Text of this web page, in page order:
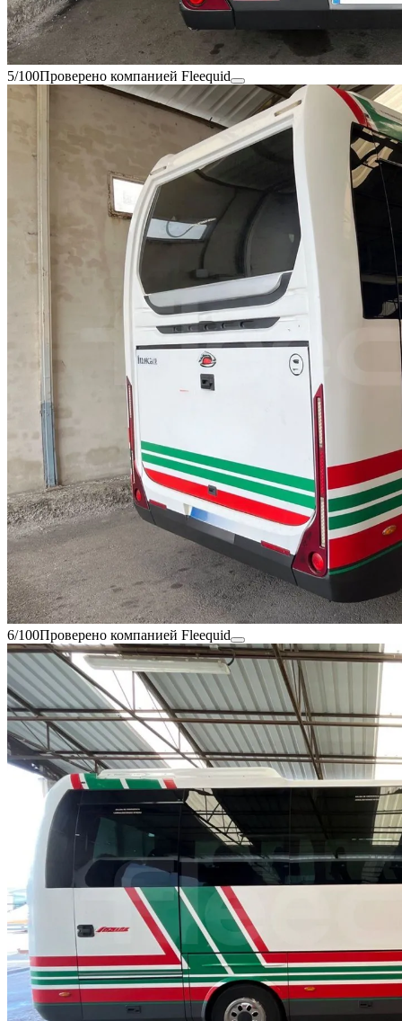
5/100Проверено компанией Fleequid
6/100Проверено компанией Fleequid